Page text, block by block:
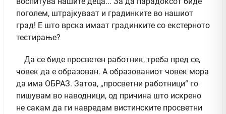
поголем, штрајкуваат и градинките во нашиот
град! Е што врска имаат градинките со екстерното
тестирање?
Да се биде просветен работник, треба пред се,
човек да е образован. А образованиот човек мора
да има ОБРАЗ. Затоа, „просветни работници“ го
пишувам во наводници, од причина што искрено
не сакам да ги навредам вистинските просветни